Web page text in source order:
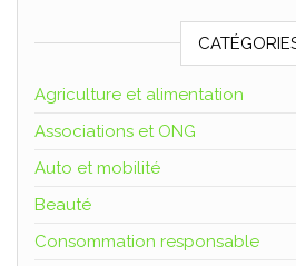
Agriculture et alimentation
Associations et ONG
Auto et mobilité
Beauté
Consommation responsable